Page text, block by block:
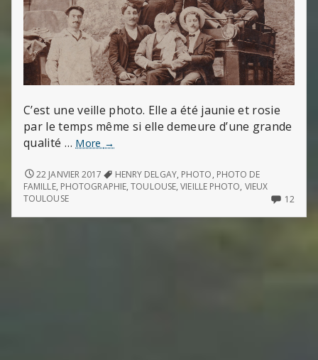
C’est une veille photo. Elle a été jaunie et rosie
par le temps même si elle demeure d’une grande
qualité … More
Une
photo
→
UNE
VIEILLE
PHOTO
22 JANVIER 2017 HENRY DELGAY, PHOTO, PHOTO DE
FAMILLE, PHOTOGRAPHIE,TOULOUSE,VIEILLE PHOTO, VIEUX
TOULOUSE
12